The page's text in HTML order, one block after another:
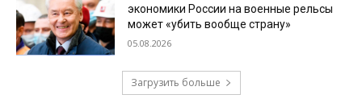
экономики России на военные рельсы
может «убить вообще страну»
05.08.2026
Загрузить больше